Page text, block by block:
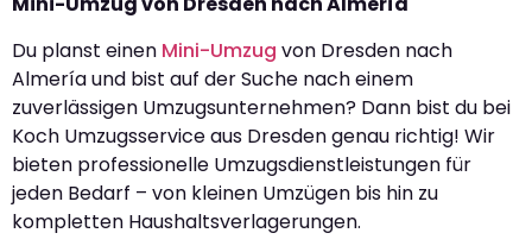
Du planst einen Mini-Umzug von Dresden nach
Almería und bist auf der Suche nach einem
zuverlässigen Umzugsunternehmen? Dann bist du bei
Koch Umzugsservice aus Dresden genau richtig! Wir
bieten professionelle Umzugsdienstleistungen für
jeden Bedarf – von kleinen Umzügen bis hin zu
kompletten Haushaltsverlagerungen.